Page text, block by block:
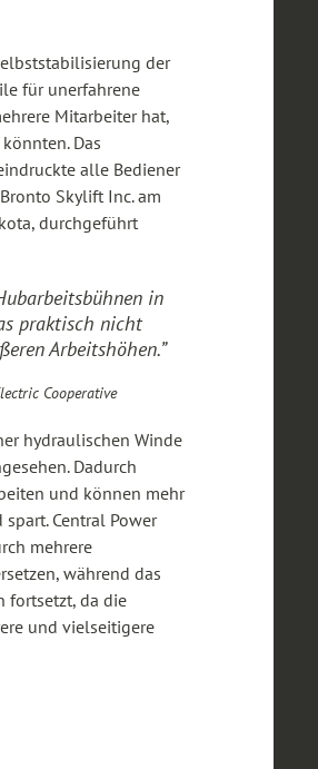
der
für unerfahrene
Mitarbeiter hat,
Das
alle Bediener
Skylift Inc. am
durchgeführt
in
praktisch nicht
Arbeitshöhen.”
Cooperative
hydraulischen Winde
Dadurch
und können mehr
Central Power
mehrere
während das
fortsetzt, da die
und vielseitigere